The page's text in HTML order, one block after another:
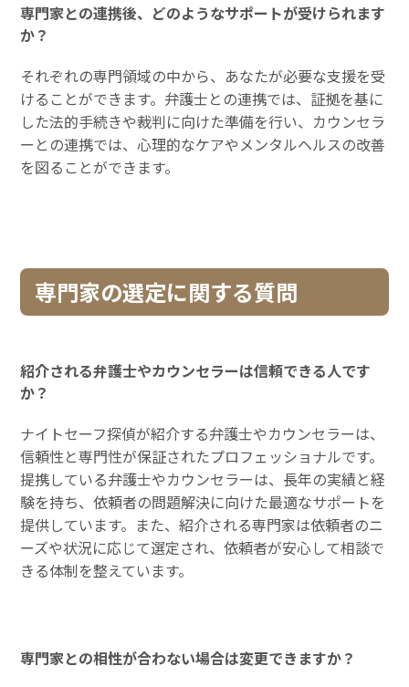
専門家との連携後、どのようなサポートが受けられます
か？
それぞれの専門領域の中から、あなたが必要な支援を受
けることができます。弁護士との連携では、証拠を基に
した法的手続きや裁判に向けた準備を行い、カウンセラ
ーとの連携では、心理的なケアやメンタルヘルスの改善
を図ることができます。
専門家の選定に関する質問
紹介される弁護士やカウンセラーは信頼できる人です
か？
ナイトセーフ探偵が紹介する弁護士やカウンセラーは、
信頼性と専門性が保証されたプロフェッショナルです。
提携している弁護士やカウンセラーは、長年の実績と経
験を持ち、依頼者の問題解決に向けた最適なサポートを
提供しています。また、紹介される専門家は依頼者のニ
ーズや状況に応じて選定され、依頼者が安心して相談で
きる体制を整えています。
専門家との相性が合わない場合は変更できますか？